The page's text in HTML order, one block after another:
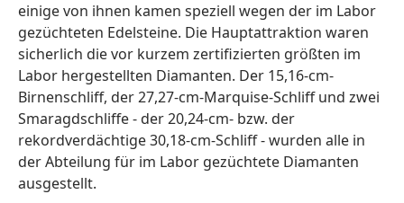
einige von ihnen kamen speziell wegen der im Labor
gezüchteten Edelsteine. Die Hauptattraktion waren
sicherlich die vor kurzem zertifizierten größten im
Labor hergestellten Diamanten. Der 15,16-cm-
Birnenschliff, der 27,27-cm-Marquise-Schliff und zwei
Smaragdschliffe - der 20,24-cm- bzw. der
rekordverdächtige 30,18-cm-Schliff - wurden alle in
der Abteilung für im Labor gezüchtete Diamanten
ausgestellt.